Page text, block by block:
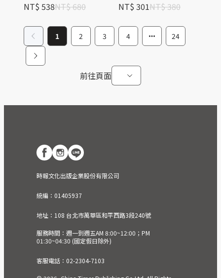
NT$ 538NT$ 680
NT$ 301NT$ 380
1 2 3 4 24
前往頁面
時報文化出版企業股份有限公司
統編：01405937
地址：108 台北市萬華區和平西路3段240號
服務時間：週一到週五AM 8:00~12:00；PM
01:30~04:30 (國定假日除外)
客服電話：02-2304-7103